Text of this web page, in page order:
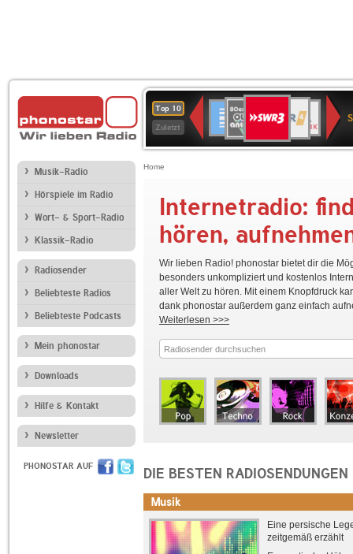
Top 10
Zuletzt
Deutschlandfunk
80er
90er
OLDIE
ANTENNE
4
KLASSIK
SWR
Kultur
NDR
2
Musik-Radio
Hörspiele im Radio
Wort- & Sport-Radio
Klassik-Radio
Radiosender
Beliebteste Radios
Beliebteste Podcasts
Mein phonostar
Downloads
Hilfe & Kontakt
Newsletter
PHONOSTAR AUF
Home
Internetradio:
hören,
Wir lieben Radio! phonostar bietet dir die
besonders unkompliziert und kostenlos
aller Welt zu hören. Mit einem Knopfdruck
dank phonostar außerdem ganz einfach
Weiterlesen >>>
hr2-
kultur
NDR
RADIO
BOB!
Bayern
Deutschlandfunk 80er
90er
OLDIE
ANTENNE
WDR
4
BR-
KLASSIK
DIE BESTEN RADIOSENDUNGEN
Musik
Eine persische
zeitgemäß erzählt